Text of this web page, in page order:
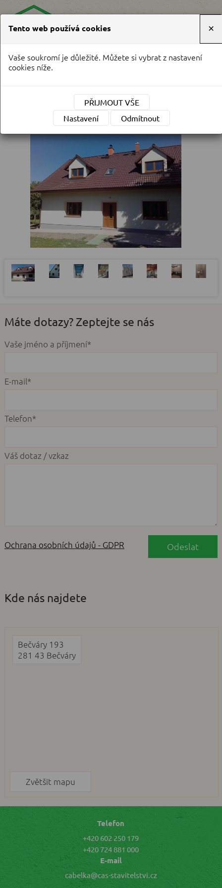
Reference
Máte dotazy? Zeptejte se nás
Vaše jméno a příjmení*
E-mail*
Telefon*
Váš dotaz / vzkaz
Ochrana osobních údajů - GDPR
Kde nás najdete
Bečváry 193
281 43 Bečváry
Zvětšit mapu
Telefon
+420 602 250 179
+420 724 881 000
E-mail
cabelka@cas-stavitelstvi.cz
Tento web používá cookies ×
Vaše soukromí je důležité. Můžete si vybrat z nastavení
cookies níže.
PŘIJMOUT VŠE
Nastavení
Odmítnout